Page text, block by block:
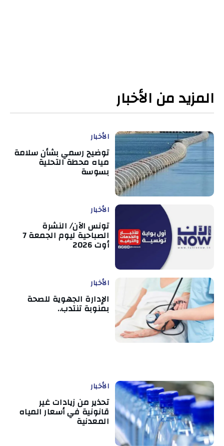
المزيد من الأخبار
الأخبار
توضيح رسمي بشأن سلامة
مياه محطة التحلية
بسوسة
الأخبار
تونس الآن/ النشرة
الصباحية ليوم الجمعة 7
أوت 2026
الأخبار
الإدارة الجهوية للصحة
بمنوبة تنتدب..
الأخبار
تحذير من زيادات غير
قانونية في أسعار المياه
المعدنية